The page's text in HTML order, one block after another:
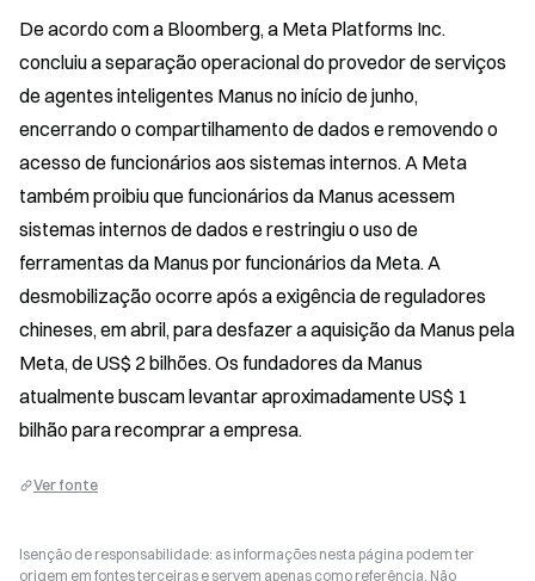
De acordo com a Bloomberg, a Meta Platforms Inc.
concluiu a separação operacional do provedor de serviços
de agentes inteligentes Manus no início de junho,
encerrando o compartilhamento de dados e removendo o
acesso de funcionários aos sistemas internos. A Meta
também proibiu que funcionários da Manus acessem
sistemas internos de dados e restringiu o uso de
ferramentas da Manus por funcionários da Meta. A
desmobilização ocorre após a exigência de reguladores
chineses, em abril, para desfazer a aquisição da Manus pela
Meta, de US$ 2 bilhões. Os fundadores da Manus
atualmente buscam levantar aproximadamente US$ 1
bilhão para recomprar a empresa.
Ver fonte
Isenção de responsabilidade: as informações nesta página podem ter
origem em fontes terceiras e servem apenas como referência. Não